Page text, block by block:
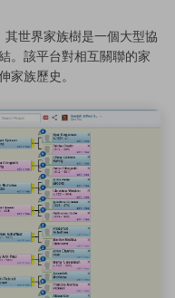
世界家族樹是一個大型協
。該平台對相互關聯的家
家族歷史。